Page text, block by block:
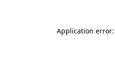
Application